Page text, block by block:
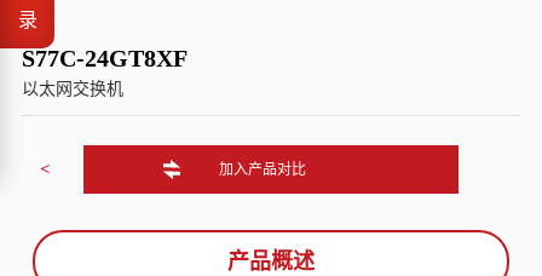
<
S77C-24GT8XF
以太网交换机
加入产品对比
产品概述
录